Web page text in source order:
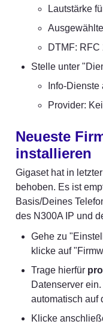
Lautstärke
DTMF: RFC
Stelle unter
Info-
Provider:
Neueste
installieren
Gigaset hat in
behoben. Es ist
Basis/Deines
des N300A IP und
Gehe zu
klicke auf
Trage hierfür
Datenserver
automatisch auf
Klicke